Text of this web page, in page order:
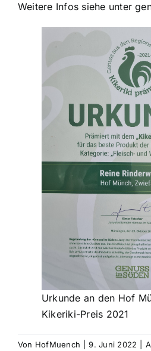
Weitere Infos siehe unter
Urkunde an den Hof
Kikeriki-Preis 2021
Von HofMuench 9. Juni 2022